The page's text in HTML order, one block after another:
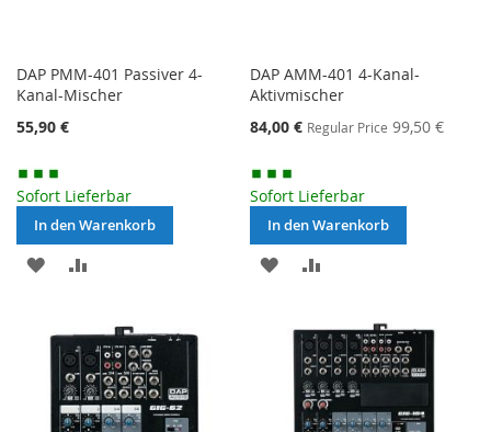
DAP PMM-401 Passiver 4-
Kanal-Mischer
55,90 €
Sofort Lieferbar
In den Warenkorb
MERKEN
HINZUFÜGEN
DAP AMM-401 4-Kanal-
Aktivmischer
Special
84,00 € Regular Price 99,50 €
Sofort Lieferbar
In den Warenkorb
MERKEN
HINZUFÜGEN